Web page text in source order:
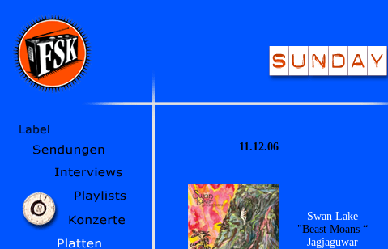
11.12.06
Swan Lake
"Beast Moans “
Jagjaguwar